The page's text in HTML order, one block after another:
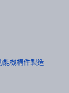
能機構件製造